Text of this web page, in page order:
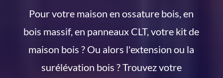
Pour votre maison en ossature bois, en
bois massif, en panneaux CLT, votre kit de
maison bois ? Ou alors l'extension ou la
surélévation bois ? Trouvez votre